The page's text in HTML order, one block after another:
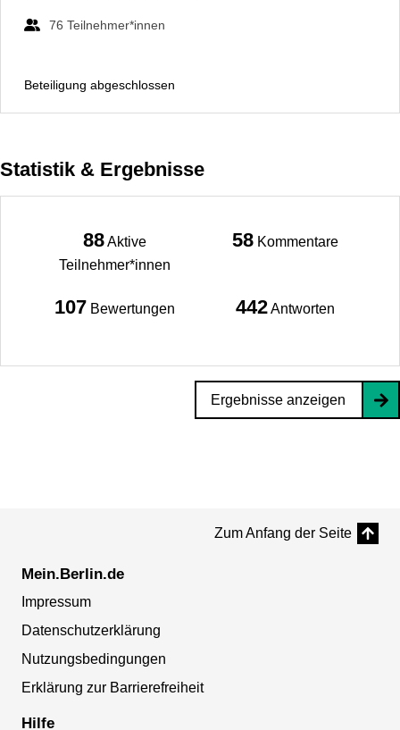
76 Teilnehmer*innen
Beteiligung abgeschlossen
Statistik & Ergebnisse
88Aktive
Teilnehmer*innen
58 Kommentare
107 Bewertungen 442Antworten
Ergebnisse anzeigen
Zum Anfang der Seite
Mein.Berlin.de
Impressum
Datenschutzerklärung
Nutzungsbedingungen
Erklärung zur Barrierefreiheit
Hilfe